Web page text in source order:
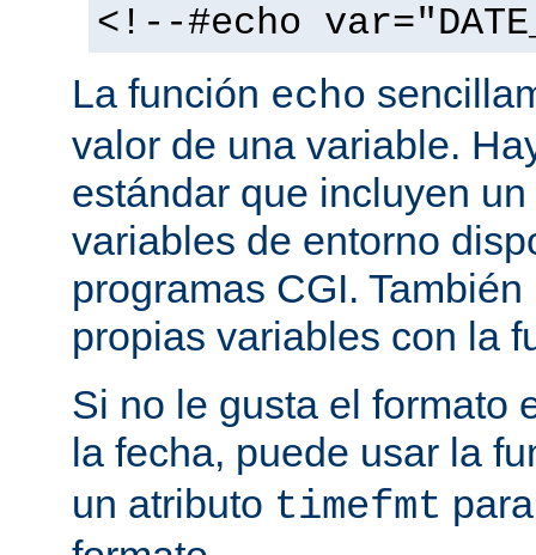
<!--#echo
La función echo
valor de una variable.
estándar que incluyen
variables de entorno
programas CGI.
propias variables con la
Si no le gusta el formato
la fecha, puede usar la
un atributo timefmt